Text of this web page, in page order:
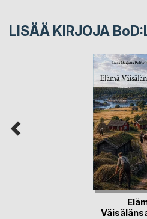
LISÄÄ KIRJOJA Bo